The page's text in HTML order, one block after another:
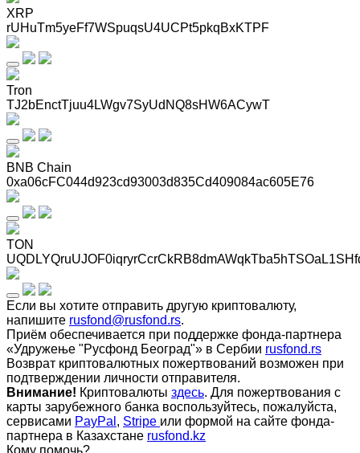
XRP
rUHuTm5yeFf7WSpuqsU4UCPt5pkqBxKTPF
Tron
TJ2bEnctTjuu4LWgv7SyUdNQ8sHW6ACywT
BNB Chain
0xa06cFC044d923cd93003d835Cd409084ac605E76
TON
Если вы хотите отправить другую криптовалюту,
напишите rusfond@rusfond.rs.
Приём обеспечивается при поддержке фонда-партнера
«Удружење "Русфонд Београд"» в Сербии rusfond.rs
Возврат криптовалютных пожертвований возможен при
подтверждении личности отправителя.
Внимание! Криптовалюты здесь. Для пожертвования с
карты зарубежного банка воспользуйтесь, пожалуйста,
сервисами PayPal , Stripe или формой на сайте фонда-
партнера в Казахстане rusfond.kz
Кому помочь?